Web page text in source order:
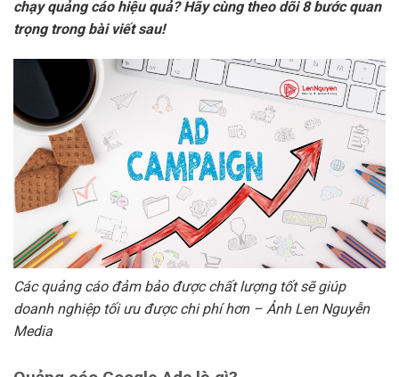
chạy quảng cáo hiệu quả? Hãy cùng theo dõi 8 bước quan
trọng trong bài viết sau!
Các quảng cáo đảm bảo được chất lượng tốt sẽ giúp
doanh nghiệp tối ưu được chi phí hơn – Ảnh Len Nguyễn
Media